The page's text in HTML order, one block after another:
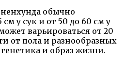
обычно
см у сук и от 50 до 60 см у
варьироваться от 20
от пола и разнообразных
и образ жизни.